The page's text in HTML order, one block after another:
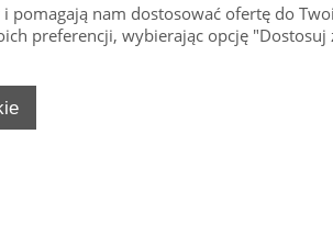
nam dostosować ofertę do
preferencji, wybierając opcję "Dostosuj